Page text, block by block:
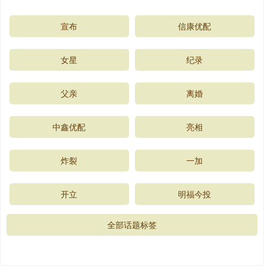
宣布 信康优配
女星 纪录
父亲 离婚
中鑫优配 亮相
炸裂 一加
开立 明福今投
全部话题标签